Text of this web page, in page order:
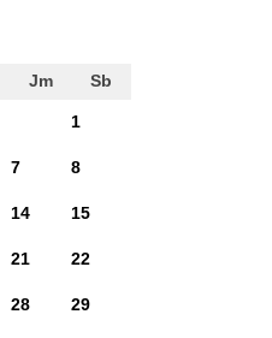
Jm Sb
1
7 8
14 15
21 22
28 29